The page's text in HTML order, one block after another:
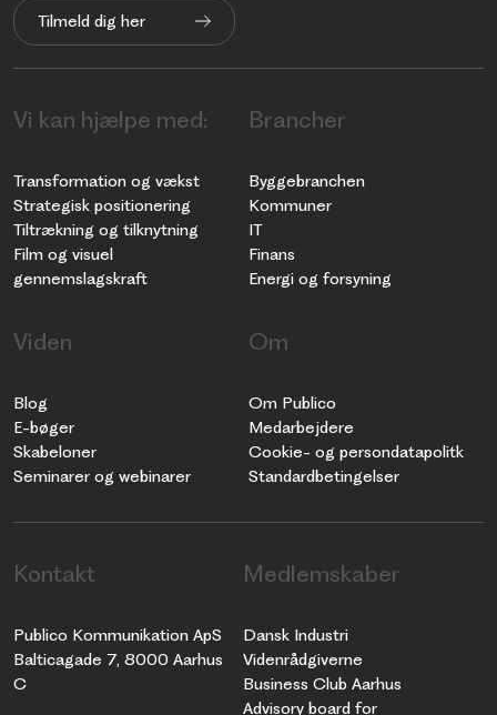
Tilmeld dig her
Vi kan hjælpe med:
Transformation og vækst
Strategisk positionering
Tiltrækning og tilknytning
Film og visuel
gennemslagskraft
Brancher
Byggebranchen
Kommuner
IT
Finans
Energi og forsyning
Viden
Blog
E-bøger
Skabeloner
Seminarer og webinarer
Om
Om Publico
Medarbejdere
Cookie- og persondatapolitk
Standardbetingelser
Kontakt
Publico Kommunikation ApS
Balticagade 7, 8000 Aarhus
C
Medlemskaber
Dansk Industri
Videnrådgiverne
Business Club Aarhus
Advisory board for